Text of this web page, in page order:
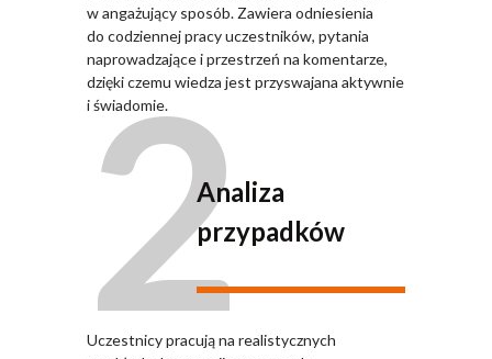
w angażujący sposób. Zawiera odniesienia
do codziennej pracy uczestników, pytania
naprowadzające i przestrzeń na komentarze,
dzięki czemu wiedza jest przyswajana aktywnie
i świadomie.
2Analiza
przypadków
Uczestnicy pracują na realistycznych